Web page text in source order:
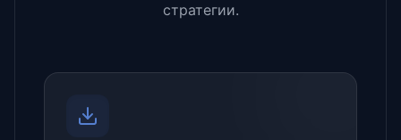
стратегии.